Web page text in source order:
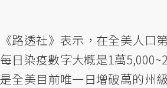
《路透社》表示，在全美人口
每日染疫數字大概是1萬
是全美目前唯一日增破萬的州